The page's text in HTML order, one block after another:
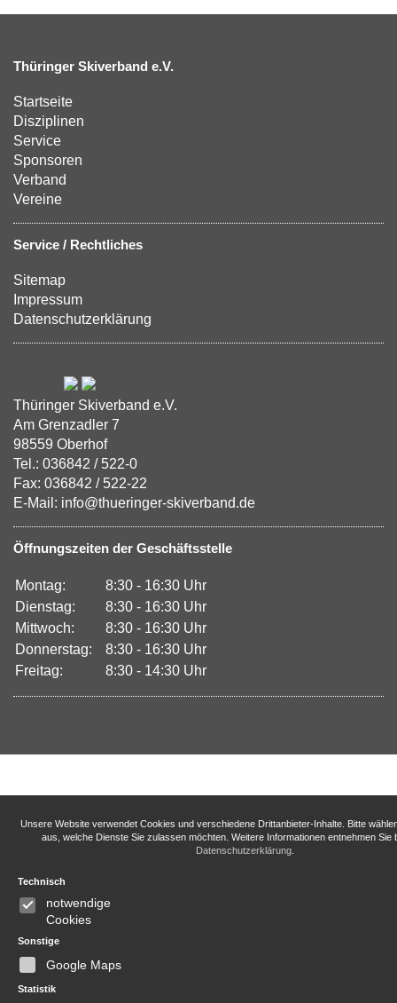
Thüringer Skiverband e.V.
Startseite
Disziplinen
Service
Sponsoren
Verband
Vereine
Service / Rechtliches
Sitemap
Impressum
Datenschutzerklärung
Thüringer Skiverband e.V.
Am Grenzadler 7
98559 Oberhof
Tel.: 036842 / 522-0
Fax: 036842 / 522-22
E-Mail: info@thueringer-skiverband.de
Öffnungszeiten der Geschäftsstelle
Montag:
8:30 - 16:30 Uhr
Dienstag:
8:30 - 16:30 Uhr
Mittwoch:
8:30 - 16:30 Uhr
Donnerstag:
8:30 - 16:30 Uhr
Freitag:
8:30 - 14:30 Uhr
Unsere Website verwendet Cookies und verschiedene Drittanbieter-Inhalte. Bitte
aus, welche Dienste Sie zulassen möchten. Weitere Informationen entnehmen Sie
Datenschutzerklärung.
Technisch
notwendige
Cookies
Sonstige
Google Maps
Statistik